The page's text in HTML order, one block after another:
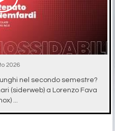
2026
nel secondo semestre?
(siderweb) a Lorenzo Fava
...